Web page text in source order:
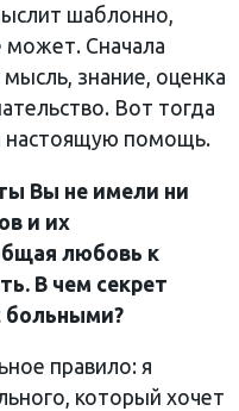
шаблонно,
Сначала
знание, оценка
Вот тогда
настоящую помощь.
Вы не имели ни
и их
любовь к
В чем секрет
больными?
правило: я
который хочет